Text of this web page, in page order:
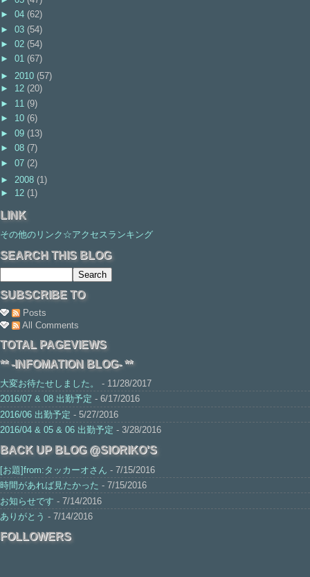
► 04 (62)
► 03 (54)
► 02 (54)
► 01 (67)
► 2010 (57)
► 12 (20)
► 11 (9)
► 10 (6)
► 09 (13)
► 08 (7)
► 07 (2)
► 2008 (1)
► 12 (1)
LINK
その他のリンク☆アクセスランキング
SEARCH THIS BLOG
SUBSCRIBE TO
Posts
All Comments
TOTAL PAGEVIEWS
** -INFOMATION BLOG- **
大変お待たせしました。
- 11/28/2017
2016/07 & 08 出勤予定 - 6/17/2016
2016/06 出勤予定 - 5/27/2016
2016/04 & 05 & 06 出勤予定 - 3/28/2016
BACK UP BLOG @SIORIKO'S
[お題]from:タッカーオさん - 7/15/2016
時間があれば見たかった - 7/15/2016
お知らせです - 7/14/2016
ありがとう - 7/14/2016
FOLLOWERS